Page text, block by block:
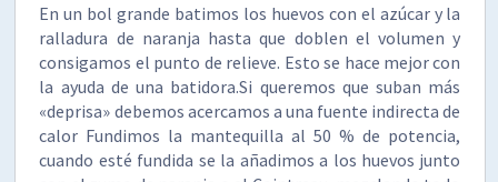
En un bol grande batimos los huevos con el azúcar y la
ralladura de naranja hasta que doblen el volumen y
consigamos el punto de relieve. Esto se hace mejor con
la ayuda de una batidora.Si queremos que suban más
«deprisa» debemos acercamos a una fuente indirecta de
calor Fundimos la mantequilla al 50 % de potencia,
cuando esté fundida se la añadimos a los huevos junto